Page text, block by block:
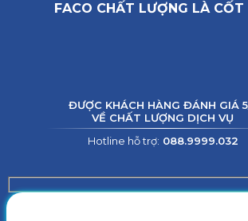
FACO CHẤT LƯỢNG LÀ CỐT
ĐƯỢC KHÁCH HÀNG ĐÁNH GIÁ
VỀ CHẤT LƯỢNG DỊCH VỤ
Hotline hỗ trợ: 088.9999.032